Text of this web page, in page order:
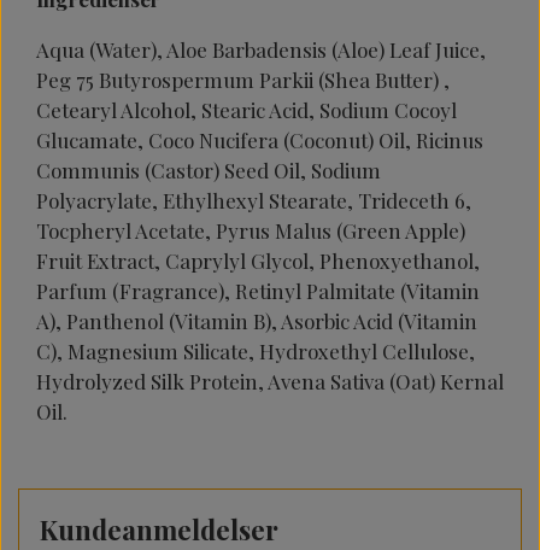
Aqua (Water), Aloe Barbadensis (Aloe) Leaf Juice,
Peg 75 Butyrospermum Parkii (Shea Butter) ,
Cetearyl Alcohol, Stearic Acid, Sodium Cocoyl
Glucamate, Coco Nucifera (Coconut) Oil, Ricinus
Communis (Castor) Seed Oil, Sodium
Polyacrylate, Ethylhexyl Stearate, Trideceth 6,
Tocpheryl Acetate, Pyrus Malus (Green Apple)
Fruit Extract, Caprylyl Glycol, Phenoxyethanol,
Parfum (Fragrance), Retinyl Palmitate (Vitamin
A), Panthenol (Vitamin B), Asorbic Acid (Vitamin
C), Magnesium Silicate, Hydroxethyl Cellulose,
Hydrolyzed Silk Protein, Avena Sativa (Oat) Kernal
Oil.
Kundeanmeldelser